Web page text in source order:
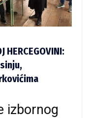
HERCEGOVINI:
izbornog